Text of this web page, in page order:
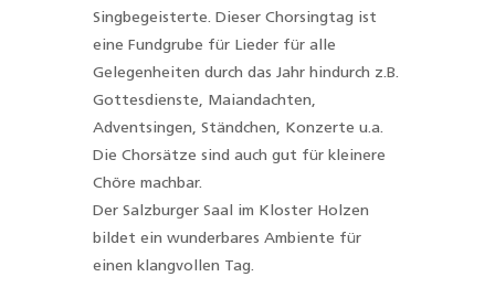
Singbegeisterte. Dieser Chorsingtag ist
eine Fundgrube für Lieder für alle
Gelegenheiten durch das Jahr hindurch z.B.
Gottesdienste, Maiandachten,
Adventsingen, Ständchen, Konzerte u.a.
Die Chorsätze sind auch gut für kleinere
Chöre machbar.
Der Salzburger Saal im Kloster Holzen
bildet ein wunderbares Ambiente für
einen klangvollen Tag.